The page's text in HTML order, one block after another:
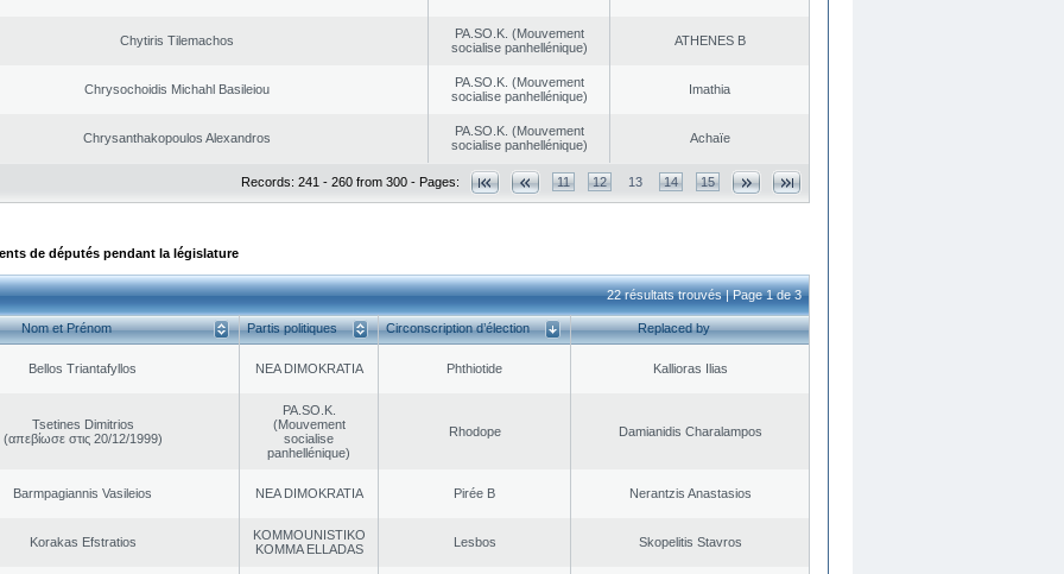
Chytiris Tilemachos
PA.SO.K. (Mouvement
socialise panhellénique)
ATHENES Β
Chrysochoidis Michahl Basileiou
PA.SO.K. (Mouvement
socialise panhellénique)
Imathia
Chrysanthakopoulos Alexandros
PA.SO.K. (Mouvement
socialise panhellénique)
Achaïe
Records: 241 - 260 from 300 - Pages: 11 12 13 14 15
de députés pendant la législature
22 résultats trouvés | Page 1 de 3
Nom et Prénom Partis politiques Circonscription d’élection Replaced by
Bellos Triantafyllos NEA DΙMOKRATIA Phthiotide Kallioras Ilias
Tsetines Dimitrios
(απεβίωσε στις 20/12/1999)
PA.SO.K.
(Mouvement
socialise
panhellénique)
Rhodope Damianidis Charalampos
Barmpagiannis Vasileios NEA DΙMOKRATIA Pirée B Nerantzis Anastasios
Korakas Efstratios
KOMMOUNISTIKO
KOMMA ELLADAS
Lesbos Skopelitis Stavros